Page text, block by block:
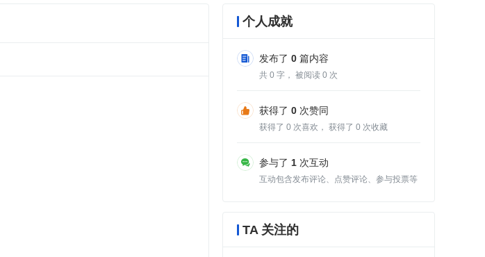
个人成就
发布了 0 篇内容
共 0 字， 被阅读 0 次
获得了 0 次赞同
获得了 0 次喜欢， 获得了 0 次收藏
参与了 1 次互动
互动包含发布评论、点赞评论、参与投票等
TA 关注的